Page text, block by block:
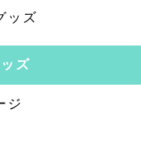
ッズ
ズ
ジ